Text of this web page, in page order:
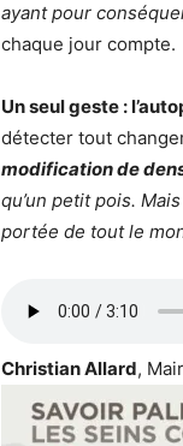
ayant pour
chaque jour compte.
Un seul geste :
détecter tout
modification de
qu’un petit pois.
portée de tout le
Christian Allard,